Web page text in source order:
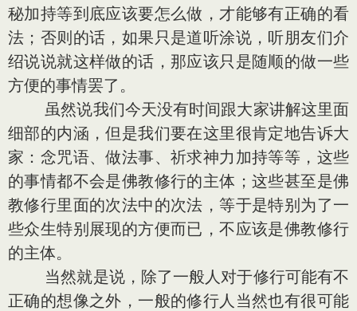
秘加持等到底应该要怎么做，才能够有正确的看
法；否则的话，如果只是道听涂说，听朋友们介
绍说说就这样做的话，那应该只是随顺的做一些
方便的事情罢了。
虽然说我们今天没有时间跟大家讲解这里面
细部的内涵，但是我们要在这里很肯定地告诉大
家：念咒语、做法事、祈求神力加持等等，这些
的事情都不会是佛教修行的主体；这些甚至是佛
教修行里面的次法中的次法，等于是特别为了一
些众生特别展现的方便而已，不应该是佛教修行
的主体。
当然就是说，除了一般人对于修行可能有不
正确的想像之外，一般的修行人当然也有很可能